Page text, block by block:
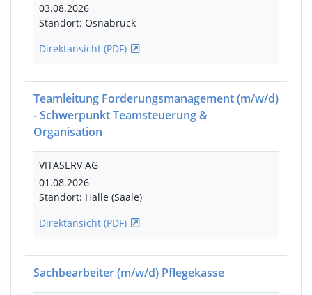
03.08.2026
Standort: Osnabrück
Direktansicht (PDF)
Teamleitung Forderungsmanagement(m/w/d)
- Schwerpunkt Teamsteuerung &
Organisation
VITASERV AG
01.08.2026
Standort: Halle (Saale)
Direktansicht (PDF)
Sachbearbeiter(m/w/d) Pflegekasse